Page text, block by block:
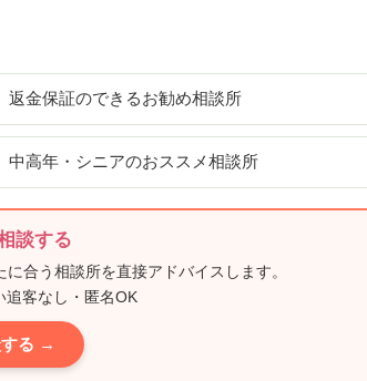
返金保証のできるお勧め相談所
中高年・シニアのおススメ相談所
談する
合う相談所を直接アドバイスします。
追客なし・匿名OK
る →